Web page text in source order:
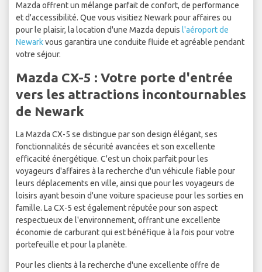
Mazda offrent un mélange parfait de confort, de performance
et d'accessibilité. Que vous visitiez Newark pour affaires ou
pour le plaisir, la location d'une Mazda depuis l'aéroport de
Newarkvous garantira une conduite fluide et agréable pendant
votre séjour.
Mazda CX-5 : Votre porte d'entrée
vers les attractions incontournables
de Newark
La Mazda CX-5 se distingue par son design élégant, ses
fonctionnalités de sécurité avancées et son excellente
efficacité énergétique. C'est un choix parfait pour les
voyageurs d'affaires à la recherche d'un véhicule fiable pour
leurs déplacements en ville, ainsi que pour les voyageurs de
loisirs ayant besoin d'une voiture spacieuse pour les sorties en
famille. La CX-5 est également réputée pour son aspect
respectueux de l'environnement, offrant une excellente
économie de carburant qui est bénéfique à la fois pour votre
portefeuille et pour la planète.
Pour les clients à la recherche d'une excellente offre de